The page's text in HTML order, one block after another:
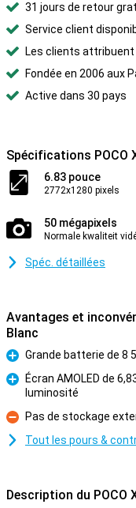
31 jours de retour
Service client
Les clients attribuent
Fondée en 2006 aux
Active dans 30 pays
Spécifications POCO
6.83 pouce
2772x1280 pixels
50 mégapixels
Normale kwaliteit
Spéc. détaillées
Avantages et
Blanc
Pour
Grande batterie de 8
Pour
Écran AMOLED de
luminosité
Contre
Pas de stockage
Tout les pours &
Description du POCO